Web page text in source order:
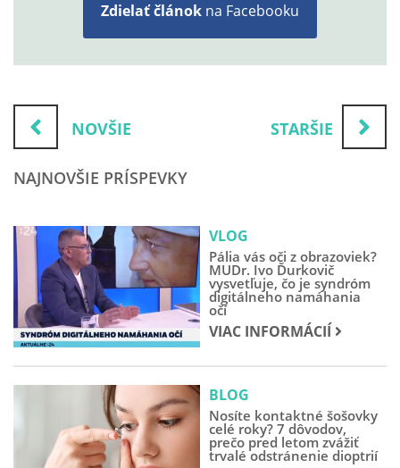
Zdielať článok na Facebooku
NOVŠIE STARŠIE
NAJNOVŠIE PRÍSPEVKY
VLOG
Pália vás oči z obrazoviek?
MUDr. Ivo Ďurkovič
vysvetľuje, čo je syndróm
digitálneho namáhania
očí
VIAC INFORMÁCIÍ
BLOG
Nosíte kontaktné šošovky
celé roky? 7 dôvodov,
prečo pred letom zvážiť
trvalé odstránenie dioptrií